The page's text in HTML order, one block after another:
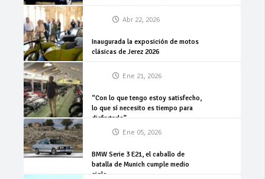
Abr 22, 2026
Inaugurada la exposición de motos
clásicas de Jerez 2026
Ene 21, 2026
“Con lo que tengo estoy satisfecho,
lo que sí necesito es tiempo para
disfrutarlo”
Ene 05, 2026
BMW Serie 3 E21, el caballo de
batalla de Munich cumple medio
siglo